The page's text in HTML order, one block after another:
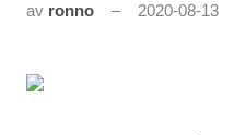
av ronno 2020-08-13